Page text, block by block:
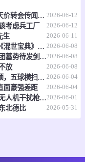
即将开始
科斯塔尔
即将开始
曼城8500万镑砸不动森林中场！图赫尔：天价转会传闻反倒成了安德森的兴奋剂 2026-06-12
考虑兵工厂 2026-06-12
生 2026-06-11
范志毅用生活段子解码足球，蒙牛真果粒《混世宝典》玩出新花样 2026-06-08
范戴克直言美国场地影响比赛节奏 橙衣军团蓄势待发剑指世界杯2026-06-08
放 2026-06-08
中国足球小将意大利赛场扬威：七连胜登顶，五球横扫北欧豪门！ 2026-06-04
面豪强差距 2026-06-04
英格兰队世界杯驻地安保升级 狙击防线与无人机干扰枪严阵以待2026-06-01
北德比 2026-05-31